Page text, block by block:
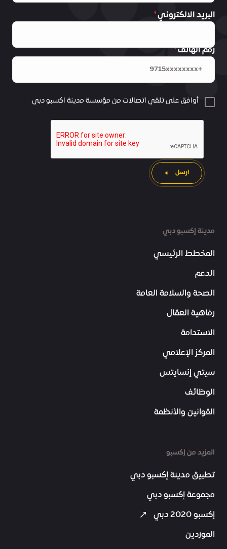
مدينة إكسبو دبي
المخطط الرئيسي
الدعم
الصحة والسلامة العامة
رفاهية العمّال
الاستدامة
المركز الإعلامي
سيتي إنسايتس
الوظائف
القوانين والأنظمة
المزيد من إكسبو
تطبيق مدينة إكسبو دبي
مجموعة إكسبو دبي
إكسبو 2020 دبي
الموردين
البريد الالكتروني
رقم الهاتف
أوافق على تلقي اتصالات من مؤسسة مدينة اكسبو دبي
ارسل